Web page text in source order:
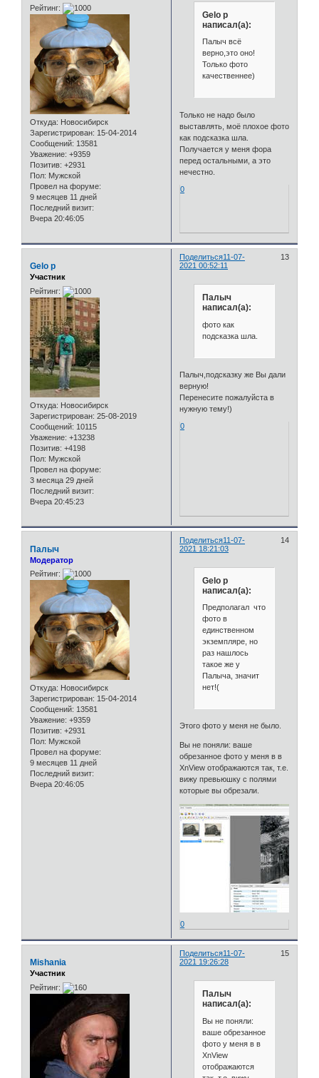
Рейтинг:
Откуда: Новосибирск
Зарегистрирован: 15-04-2014
Сообщений: 13581
Уважение: +9359
Позитив: +2931
Пол: Мужской
Провел на форуме:
9 месяцев 11 дней
Последний визит:
Вчера 20:46:05
Gelo p
написал(а):
Палыч всё
верно,это оно!
Только фото
качественнее)
Только не надо было
выставлять, моё плохое фото
как подсказка шла.
Получается у меня фора
перед остальными, а это
нечестно.
0
Поделиться 13
11-07-
2021 00:52:11
Gelo p
Участник
Рейтинг:
Откуда: Новосибирск
Зарегистрирован: 25-08-2019
Сообщений: 10115
Уважение: +13238
Позитив: +4198
Пол: Мужской
Провел на форуме:
3 месяца 29 дней
Последний визит:
Вчера 20:45:23
Палыч
написал(а):
фото как
подсказка шла.
Палыч,подсказку же Вы дали
верную!
Перенесите пожалуйста в
нужную тему!)
0
Поделиться 14
11-07-
2021 18:21:03
Палыч
Модератор
Рейтинг:
Откуда: Новосибирск
Зарегистрирован: 15-04-2014
Сообщений: 13581
Уважение: +9359
Позитив: +2931
Пол: Мужской
Провел на форуме:
9 месяцев 11 дней
Последний визит:
Вчера 20:46:05
Gelo p
написал(а):
Предполагал что
фото в
единственном
экземпляре, но
раз нашлось
такое же у
Палыча, значит
нет!(
Этого фото у меня не было.
Вы не поняли: ваше
обрезанное фото у меня в в
XnView отображаются так, т.е.
вижу превьюшку с полями
которые вы обрезали.
0
Поделиться 15
11-07-
2021 19:26:28
Mishania
Участник
Рейтинг:
Палыч
написал(а):
Вы не поняли:
ваше обрезанное
фото у меня в в
XnView
отображаются